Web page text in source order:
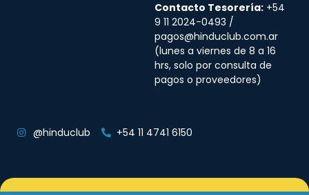
Contacto Tesorería: +54
9 11 2024-0493 /
pagos@hinduclub.com.ar
(lunes a viernes de 8 a 16
hrs, solo por consulta de
pagos o proveedores)
@hinduclub +54 11 4741 6150